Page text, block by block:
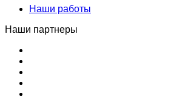
Наши работы
Наши партнеры